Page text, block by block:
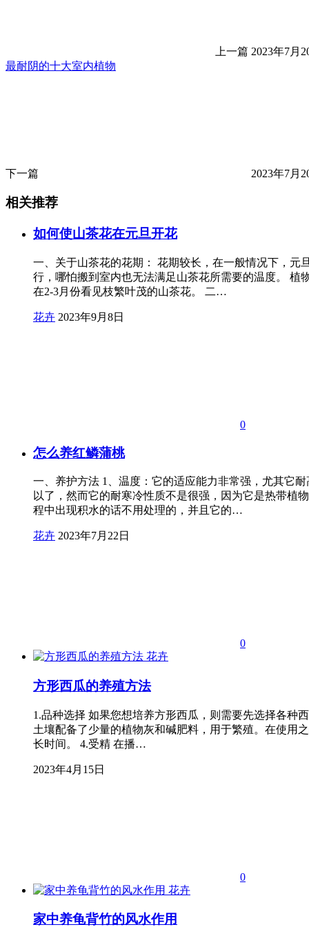
上一篇 2023年7月
最耐阴的十大室内植物
下一篇 2023年7月
相关推荐
如何使山茶花在元旦开花
一、关于山茶花的花期： 花期较长，在一般情况下，
行，哪怕搬到室内也无法满足山茶花所需要的温度。 植
在2-3月份看见枝繁叶茂的山茶花。 二…
花卉 2023年9月8日
0
怎么养红鳞蒲桃
一、养护方法 1、温度：它的适应能力非常强，尤其它
以了，然而它的耐寒冷性质不是很强，因为它是热带植
程中出现积水的话不用处理的，并且它的…
花卉 2023年7月22日
0
花卉
方形西瓜的养殖方法
1.品种选择 如果您想培养方形西瓜，则需要先选择各种
土壤配备了少量的植物灰和碱肥料，用于繁殖。在使用
长时间。 4.受精 在播…
2023年4月15日
0
花卉
家中养龟背竹的风水作用